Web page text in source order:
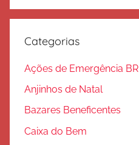
Categorias
Ações de Emergência BR
Anjinhos de Natal
Bazares Beneficentes
Caixa do Bem